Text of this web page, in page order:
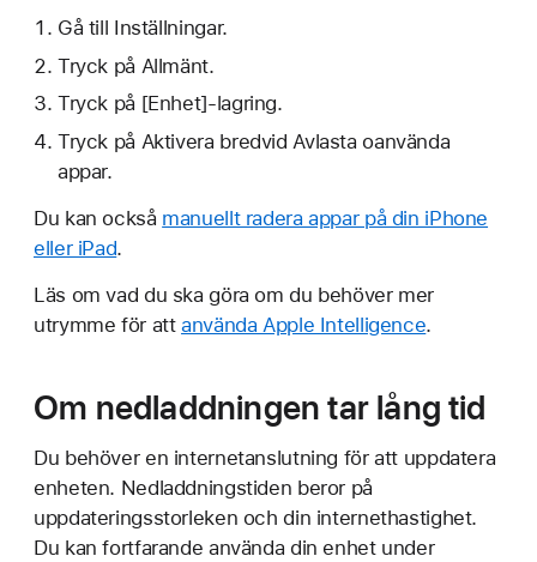
Gå till Inställningar.
Tryck på Allmänt.
Tryck på [Enhet]-lagring.
Tryck på Aktivera bredvid Avlasta oanvända
appar.
Du kan också manuellt radera appar på din iPhone
eller iPad.
Läs om vad du ska göra om du behöver mer
utrymme för attanvända Apple Intelligence.
Om nedladdningen tar lång tid
Du behöver en internetanslutning för att uppdatera
enheten. Nedladdningstiden beror på
uppdateringsstorleken och din internethastighet.
Du kan fortfarande använda din enhet under